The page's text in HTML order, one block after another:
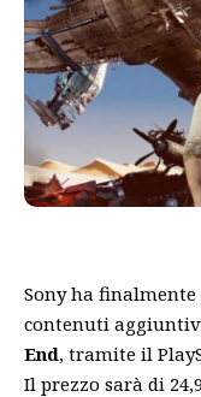
Sony ha
contenuti
End, tramite il
Il prezzo sarà di